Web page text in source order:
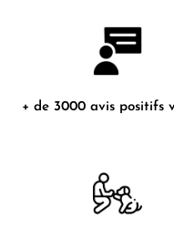
+ de 3000 avis positifs